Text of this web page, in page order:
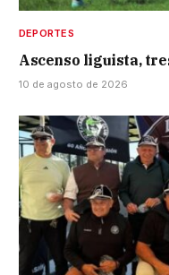
DEPORTES
Ascenso liguista,
10 de agosto de 2026